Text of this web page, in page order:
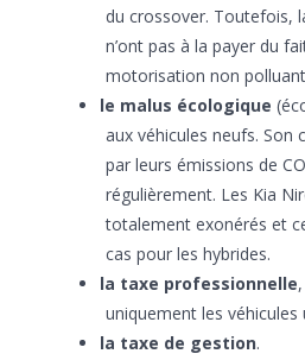
du crossover. Toutefois,
n’ont pas à la payer du
motorisation non
le malus écologique
aux véhicules neufs. Son
par leurs émissions de
régulièrement. Les Kia
totalement exonérés et
cas pour les hybrides.
la taxe professionnelle
uniquement les véhicules
la taxe de gestion.